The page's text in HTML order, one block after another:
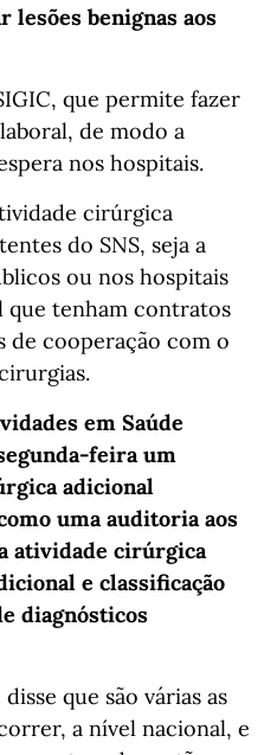
benignas aos
que permite fazer
de modo a
nos hospitais.
cirúrgica
do SNS, seja a
ou nos hospitais
que tenham contratos
de cooperação com o
em Saúde
feira um
adicional
uma auditoria aos
atividade cirúrgica
e classificação
diagnósticos
que são várias as
a nível nacional, e